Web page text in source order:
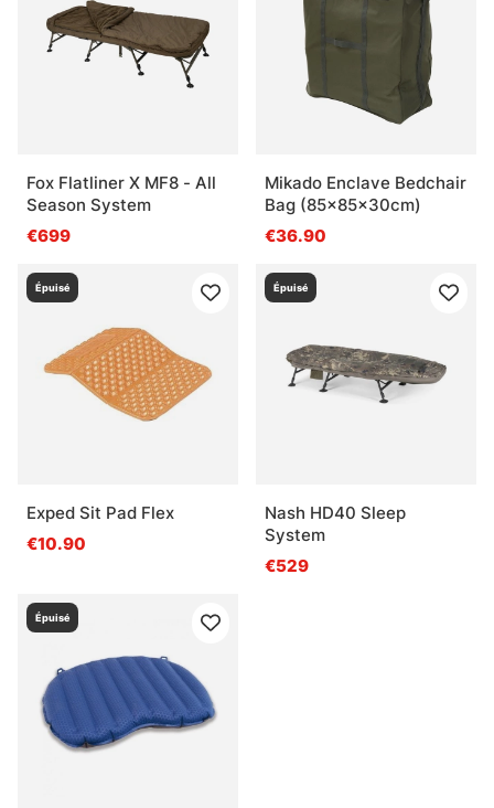
Fox Flatliner X MF8 - All
Season System
€699
Mikado Enclave Bedchair
Bag (85x85x30cm)
€36.90
Épuisé
Exped Sit Pad Flex
€10.90
Épuisé
Nash HD40 Sleep
System
€529
Épuisé